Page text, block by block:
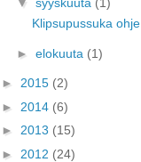
▼ syyskuuta (1)
Klipsupussuka ohje
► elokuuta (1)
► 2015 (2)
► 2014 (6)
► 2013 (15)
► 2012 (24)